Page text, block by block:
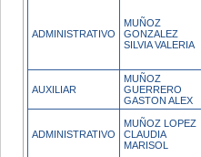
ADMINISTRATIVO
MUÑOZ
GONZALEZ
SILVIA VALERIA
AUXILIAR
MUÑOZ
GUERRERO
GASTON ALEX
ADMINISTRATIVO
MUÑOZ LOPEZ
CLAUDIA
MARISOL